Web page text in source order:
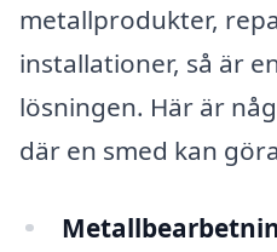
metallprodukter,
installationer, så är
lösningen. Här är
där en smed kan